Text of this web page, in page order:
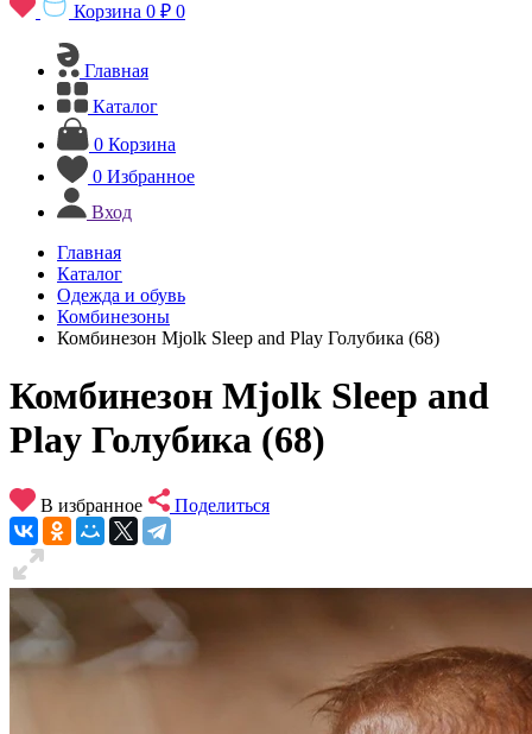
Корзина 0 ₽ 0
Главная
Каталог
0 Корзина
0 Избранное
Вход
Главная
Каталог
Одежда и обувь
Комбинезоны
Комбинезон Mjolk Sleep and Play Голубика (68)
Комбинезон Mjolk Sleep and
Play Голубика (68)
В избранное Поделиться